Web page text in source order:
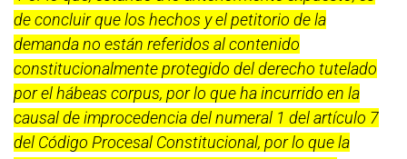
Es más, señaló que ya existen tres recursos de
amparos ventilándose a favor deCastillo Terrones
ante la Primera y Segunda Sala Constitucional, cuya
instancia es la competente para dichos procesos.
“Por lo que, estando a lo anteriormente expuesto, es